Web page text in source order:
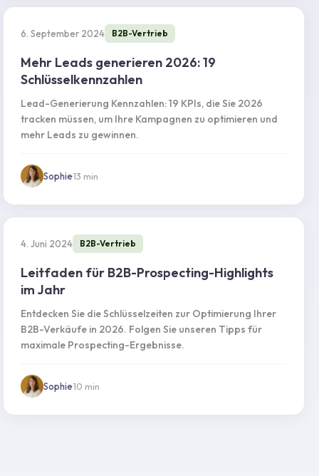
6. September 2024 B2B-Vertrieb
Mehr Leads generieren 2026: 19
Schlüsselkennzahlen
Lead-Generierung Kennzahlen: 19 KPIs, die Sie 2026
tracken müssen, um Ihre Kampagnen zu optimieren und
mehr Leads zu gewinnen.
Sophie·13 min
4. Juni 2024 B2B-Vertrieb
Leitfaden für B2B-Prospecting-Highlights
im Jahr
Entdecken Sie die Schlüsselzeiten zur Optimierung Ihrer
B2B-Verkäufe in 2026. Folgen Sie unseren Tipps für
maximale Prospecting-Ergebnisse.
Sophie·10 min